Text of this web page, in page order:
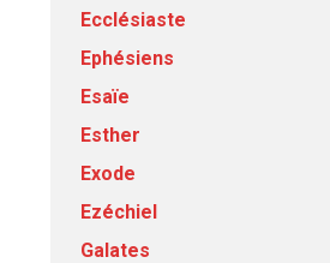
Ecclésiaste
Ephésiens
Esaïe
Esther
Exode
Ezéchiel
Galates